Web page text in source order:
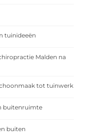
tuinideeën
Malden na
tot tuinwerk
buitenruimte
buiten